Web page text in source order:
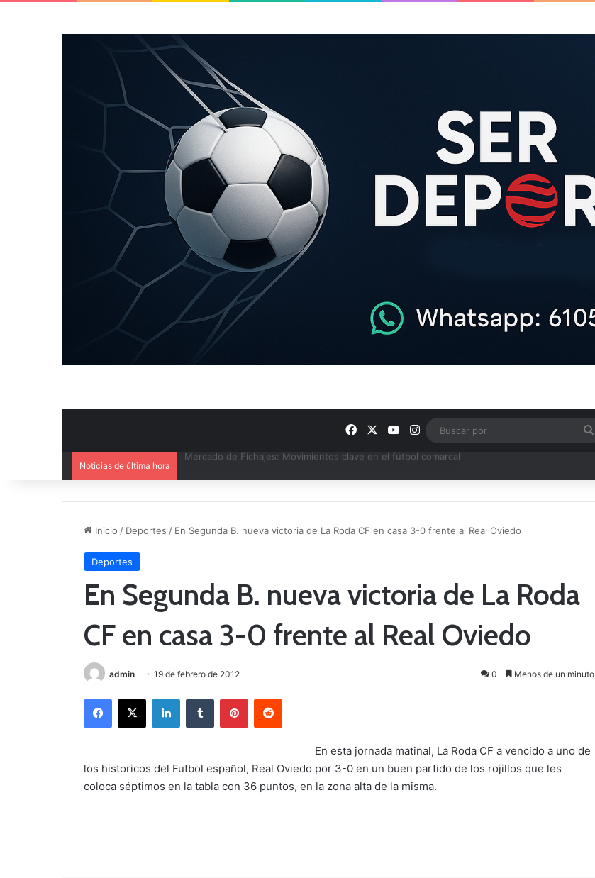
FacebookYouTube
Instagram
Noticias de última hora
Inicio / Deportes / En Segunda B. nueva victoria de La Roda CF en casa 3-0 frente al Real Oviedo
Deportes
En Segunda B. nueva victoria de La Roda
CF en casa 3-0 frente al Real Oviedo
admin 19 de febrero de 2012 0 Menos de un minuto
En esta jornada matinal, La Roda CF a vencido a uno de
los historicos del Futbol español, Real Oviedo por 3-0 en un buen partido de los rojillos que les
coloca séptimos en la tabla con 36 puntos, en la zona alta de la misma.